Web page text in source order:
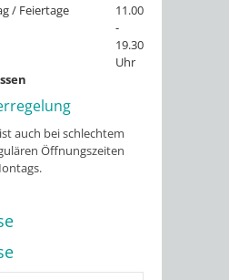
/ Feiertage
11.00
-
19.30
Uhr
auch bei schlechtem
Öffnungszeiten